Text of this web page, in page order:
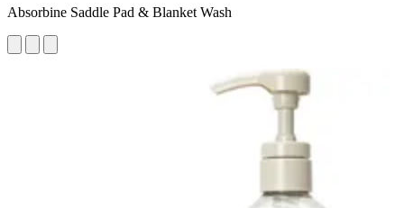
Absorbine Saddle Pad & Blanket Wash